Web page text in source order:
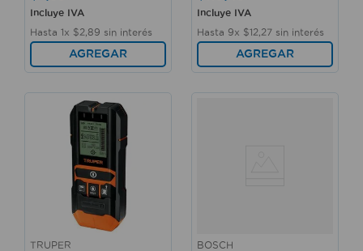
Incluye IVA
Hasta 1x $2 89 sin interés
AGREGAR
Incluye IVA
Hasta 9x $12 27 sin interés
AGREGAR
TRUPER BOSCH